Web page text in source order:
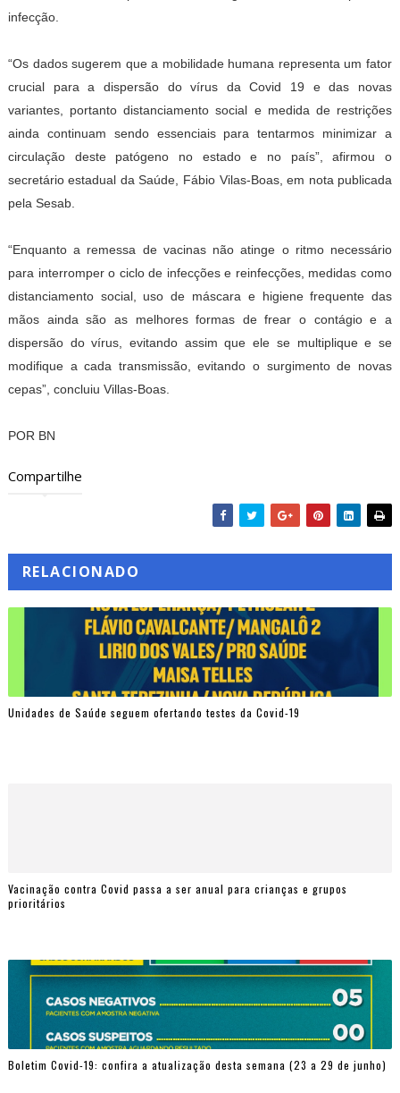
infecção.
“Os dados sugerem que a mobilidade humana representa um fator
crucial para a dispersão do vírus da Covid 19 e das novas
variantes, portanto distanciamento social e medida de restrições
ainda continuam sendo essenciais para tentarmos minimizar a
circulação deste patógeno no estado e no país”, afirmou o
secretário estadual da Saúde, Fábio Vilas-Boas, em nota publicada
pela Sesab.
“Enquanto a remessa de vacinas não atinge o ritmo necessário
para interromper o ciclo de infecções e reinfecções, medidas como
distanciamento social, uso de máscara e higiene frequente das
mãos ainda são as melhores formas de frear o contágio e a
dispersão do vírus, evitando assim que ele se multiplique e se
modifique a cada transmissão, evitando o surgimento de novas
cepas”, concluiu Villas-Boas.
POR BN
Compartilhe
RELACIONADO
Unidades de Saúde seguem ofertando testes da Covid-19
Vacinação contra Covid passa a ser anual para crianças e grupos
prioritários
Boletim Covid-19: confira a atualização desta semana (23 a 29 de junho)